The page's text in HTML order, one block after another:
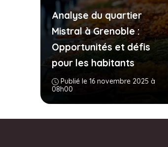
Analyse du quartier
Mistral à Grenoble :
Opportunités et défis
pour les habitants
Publié le 16 novembre 2025 à
08h00